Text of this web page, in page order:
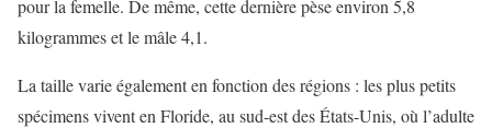
pour la femelle. De même, cette dernière pèse environ 5,8
kilogrammes et le mâle 4,1.
La taille varie également en fonction des régions : les plus petits
spécimens vivent en Floride, au sud-est des États-Unis, où l’adulte